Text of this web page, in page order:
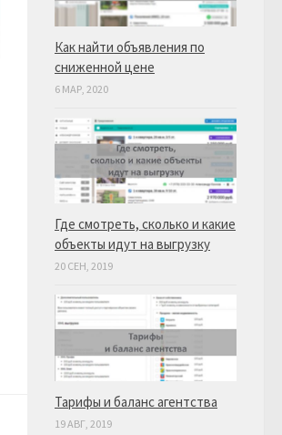
Как найти объявления по
сниженной цене
6 МАР, 2020
Где смотреть, сколько и какие
объекты идут на выгрузку
20 СЕН, 2019
Тарифы и баланс агентства
19 АВГ, 2019